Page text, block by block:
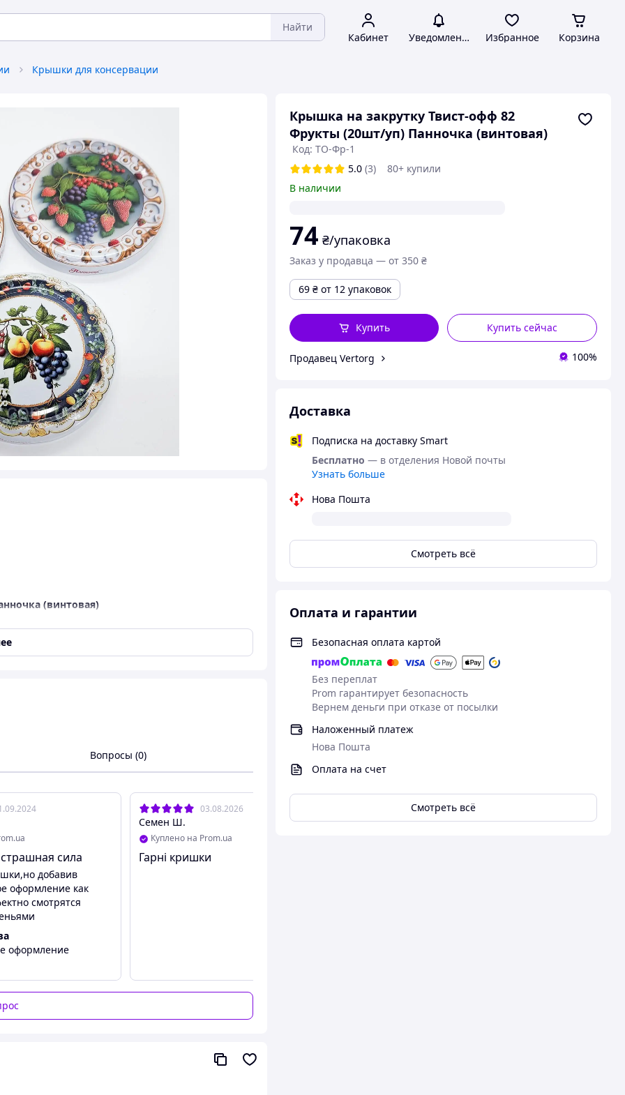
Найти
Кабинет Уведомления Избранное Корзина
Крышки для консервации
Крышка на закрутку Твист-офф 82
Фрукты (20шт/уп) Панночка (винтовая)
Код: ТО-Фр-1
5.0 (3)
80+ купили
В наличии
74 ₴/упаковка
Заказ у продавца — от 350 ₴
69 ₴ от 12 упаковок
Купить сейчас
Купить
Продавец Vertorg 100%
Доставка
Подписка на доставку Smart
Бесплатно — в отделения Новой почты
Узнать больше
Нова Пошта
Смотреть всё
Оплата и гарантии
Безопасная оплата картой
Без переплат
Prom гарантирует безопасность
Вернем деньги при отказе от посылки
Наложенный платеж
Нова Пошта
Оплата на счет
Смотреть всё
(винтовая)
для любителей сохранения натурального
Вопросы (0)
сила
добавив
оформление как
смотрятся
оформление
03.08.2026
Семен Ш.
Куплено на Prom.ua
Гарні кришки